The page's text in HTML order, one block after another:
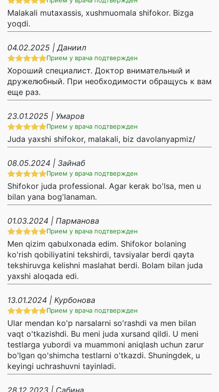
Malakali mutaxassis, xushmuomala shifokor. Bizga
yoqdi.
04.02.2025 | Даниил
Прием у врача подтвержден
Хороший специалист. Доктор внимательный и
дружелюбный. При необходимости обращусь к вам
еще раз.
23.01.2025 | Умаров
Прием у врача подтвержден
Juda yaxshi shifokor, malakali, biz davolanyapmiz/
08.05.2024 | Зайнаб
Прием у врача подтвержден
Shifokor juda professional. Agar kerak bo'lsa, men u
bilan yana bog'lanaman.
01.03.2024 | Парманова
Прием у врача подтвержден
Men qizim qabulxonada edim. Shifokor bolaning
ko'rish qobiliyatini tekshirdi, tavsiyalar berdi qayta
tekshiruvga kelishni maslahat berdi. Bolam bilan juda
yaxshi aloqada edi.
13.01.2024 | Курбонова
Прием у врача подтвержден
Ular mendan ko'p narsalarni so'rashdi va men bilan
vaqt o'tkazishdi. Bu meni juda xursand qildi. U meni
testlarga yubordi va muammoni aniqlash uchun zarur
bo'lgan qo'shimcha testlarni o'tkazdi. Shuningdek, u
keyingi uchrashuvni tayinladi.